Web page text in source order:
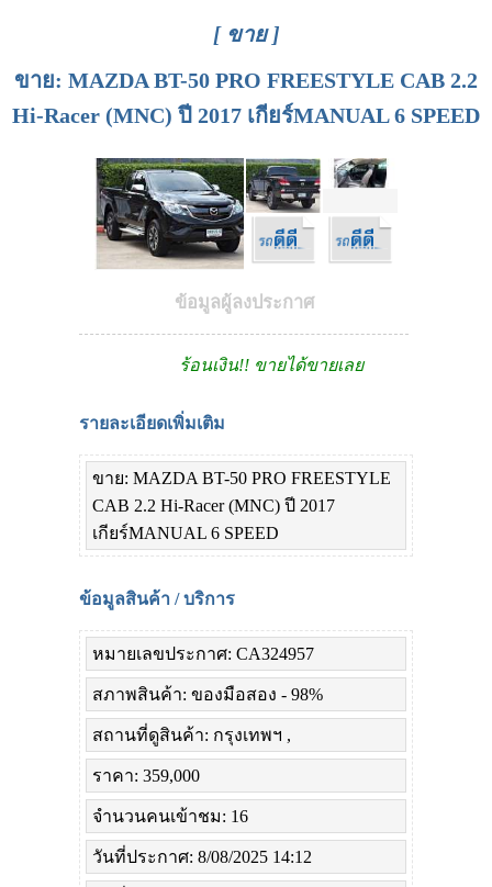
[ ขาย ]
ขาย: MAZDA BT-50 PRO FREESTYLE CAB 2.2
Hi-Racer (MNC) ปี 2017 เกียร์MANUAL 6 SPEED
ข้อมูลผู้ลงประกาศ
ร้อนเงิน!! ขายได้ขายเลย
รายละเอียดเพิ่มเติม
ขาย: MAZDA BT-50 PRO FREESTYLE
CAB 2.2 Hi-Racer (MNC) ปี 2017
เกียร์MANUAL 6 SPEED
ข้อมูลสินค้า / บริการ
หมายเลขประกาศ: CA324957
สภาพสินค้า: ของมือสอง - 98%
สถานที่ดูสินค้า: กรุงเทพฯ ,
ราคา: 359,000
จำนวนคนเข้าชม: 16
วันที่ประกาศ: 8/08/2025 14:12